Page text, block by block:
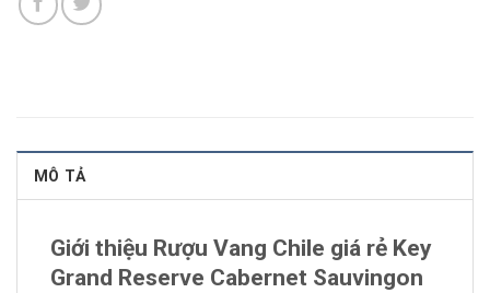
MÔ TẢ
Giới thiệu Rượu Vang Chile giá rẻ Key
Grand Reserve Cabernet Sauvingon